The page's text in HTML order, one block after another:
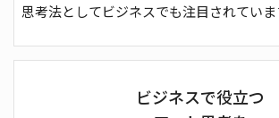
思考法としてビジネスでも注⽬されていま
ビジネスで役立つ